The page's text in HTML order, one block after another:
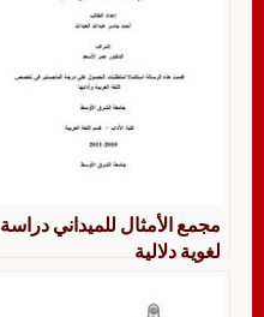
مجمع الأمثال للميداني دراسة
لغوية دلالية